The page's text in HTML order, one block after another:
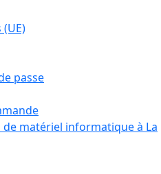
passe
matériel informatique à La